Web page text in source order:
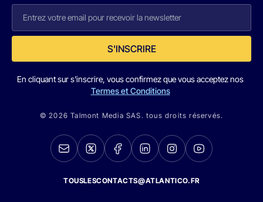
S'INSCRIRE
En cliquant sur s'inscrire, vous confirmez que vous acceptez nos
Termes et Conditions
© 2026 Talmont Media SAS. tous droits réservés.
TOUSLESCONTACTS@ATLANTICO.FR